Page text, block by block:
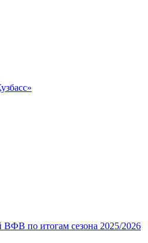
ВФВ по итогам сезона 2025/2026